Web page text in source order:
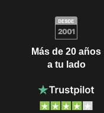
Más de 20 años
a tu lado